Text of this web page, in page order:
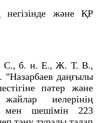
негізінде және ҚР
С., б. н. Е., Ж. Т. В.,
даңғылы
пәтер және
иелерінің
мен шешімін 223